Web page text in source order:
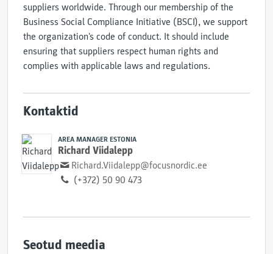
suppliers worldwide. Through our membership of the
Business Social Compliance Initiative (BSCI), we support
the organization's code of conduct. It should include
ensuring that suppliers respect human rights and
complies with applicable laws and regulations.
Kontaktid
AREA MANAGER ESTONIA
Richard Viidalepp
Richard.Viidalepp@focusnordic.ee
(+372) 50 90 473
Seotud meedia